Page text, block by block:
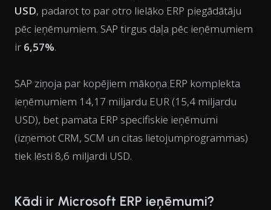
USD, padarot to par otro lielāko ERP piegādātāju
pēc ieņēmumiem. SAP tirgus daļa pēc ieņēmumiem
ir 6,57%.
SAP ziņoja par kopējiem mākoņa ERP komplekta
ieņēmumiem 14,17 miljardu EUR (15,4 miljardu
USD), bet pamata ERP specifiskie ieņēmumi
(izņemot CRM, SCM un citas lietojumprogrammas)
tiek lēsti 8,6 miljardi USD.
Kādi ir Microsoft ERP ieņēmumi?